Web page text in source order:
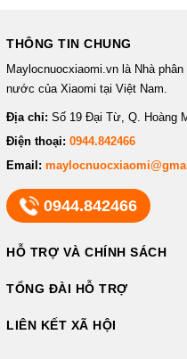
THÔNG TIN CHUNG
Maylocnuocxiaomi.vn là Nhà
nước của Xiaomi tại Việt Nam.
Địa chỉ: Số 19 Đại Từ, Q. Hoàng
Điện thoại: 0944.842466
Email:
0944.842466
HỖ TRỢ VÀ CHÍNH SÁCH
TỔNG ĐÀI HỖ TRỢ
LIÊN KẾT XÃ HỘI